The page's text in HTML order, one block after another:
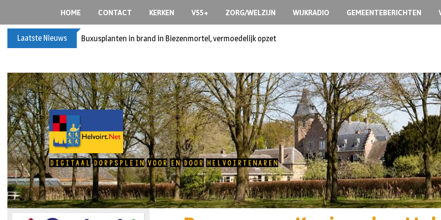
HOME CONTACT KERKEN V55+ ZORG/WELZIJN WIJKRADIO GEMEENTEBERICHTEN
Laatste Nieuws Buxusplanten in brand in Biezenmortel, vermoedelijk opzet